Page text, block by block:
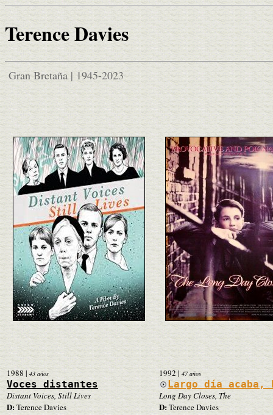
Terence Davies
Gran Bretaña | 1945-2023
1988 | 43 años
Voces distantes
Distant Voices, Still Lives
D:Terence Davies
1992 | 47 años
Largo día acaba,
Long Day Closes, The
D:Terence Davies